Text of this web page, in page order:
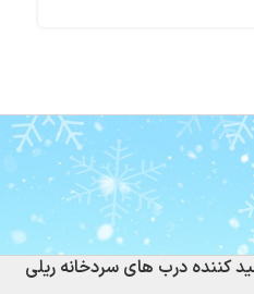
کننده درب های سردخانه ریلی